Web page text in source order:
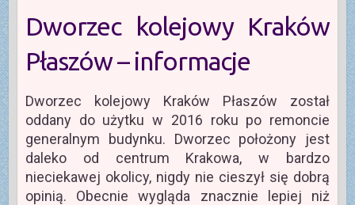
Dworzec kolejowy Kraków
Płaszów – informacje
Dworzec kolejowy Kraków Płaszów został
oddany do użytku w 2016 roku po remoncie
generalnym budynku. Dworzec położony jest
daleko od centrum Krakowa, w bardzo
nieciekawej okolicy, nigdy nie cieszył się dobrą
opinią. Obecnie wygląda znacznie lepiej niż